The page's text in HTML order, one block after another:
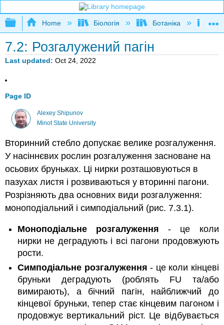
Expand/collapse global hierarchy
Home Біологія Ботаніка
7.2: Розгалужений пагін
Last updated Oct 24, 2022
Page ID
Alexey Shipunov
Minot State University
Вторинний стебло допускає велике розгалуження.
У насіннєвих рослин розгалуження засноване на
осьових бруньках. Ці нирки розташовуються в
пазухах листя і розвиваються у вторинні пагони.
Розрізняють два основних види розгалуження:
моноподіальний і симподіальний (рис. 7.3.1).
Моноподіальне розгалуження - це коли
нирки не деградують і всі пагони продовжують
рости.
Симподіальне розгалуження - це коли кінцеві
бруньки деградують (роблять FU та/або
вимирають), а бічний пагін, найближчий до
кінцевої бруньки, тепер стає кінцевим пагоном і
продовжує вертикальний ріст. Це відбувається